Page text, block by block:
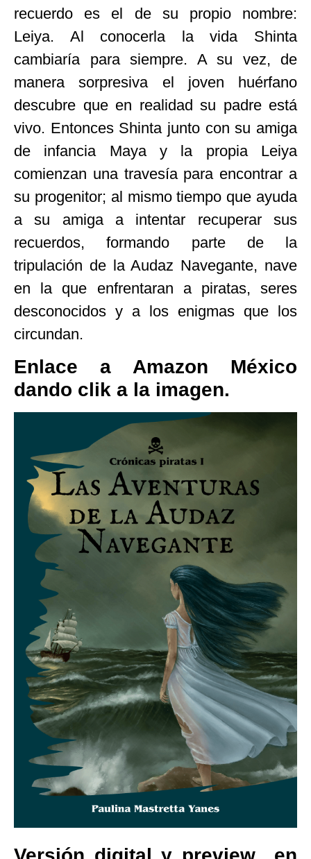
recuerdo es el de su propio nombre:
Leiya. Al conocerla la vida Shinta
cambiaría para siempre. A su vez, de
manera sorpresiva el joven huérfano
descubre que en realidad su padre está
vivo. Entonces Shinta junto con su amiga
de infancia Maya y la propia Leiya
comienzan una travesía para encontrar a
su progenitor; al mismo tiempo que ayuda
a su amiga a intentar recuperar sus
recuerdos, formando parte de la
tripulación de la Audaz Navegante, nave
en la que enfrentaran a piratas, seres
desconocidos y a los enigmas que los
circundan.
Enlace a Amazon México
dando clik a la imagen.